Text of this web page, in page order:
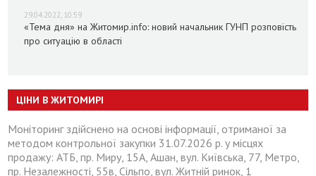
29.04.2022, 10:59
«Тема дня» на Житомир.info: новий начальник ГУНП розповість
про ситуацію в області
ЦІНИ В ЖИТОМИРІ
Моніторинг здійснено на основі інформації, отриманої за
методом контрольної закупки 31.07.2026 р. у місцях
продажу: АТБ, пр. Миру, 15А, Ашан, вул. Київська, 77, Метро,
пр. Незалежності, 55в, Сільпо, вул. Житній ринок, 1